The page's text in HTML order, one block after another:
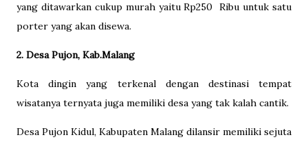
yang ditawarkan cukup murah yaitu Rp250
Ribu untuk satu
porter yang akan disewa.
2. Desa Pujon, Kab.Malang
Kota dingin yang terkenal dengan destinasi tempat
wisatanya ternyata juga memiliki desa yang tak kalah cantik.
Desa Pujon Kidul, Kabupaten Malang dilansir memiliki sejuta